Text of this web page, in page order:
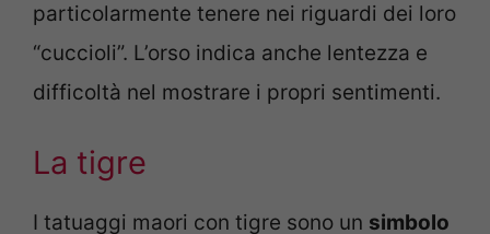
particolarmente tenere nei riguardi dei loro
“cuccioli”. L’orso indica anche lentezza e
difficoltà nel mostrare i propri sentimenti.
La tigre
I tatuaggi maori con tigre sono un simbolo